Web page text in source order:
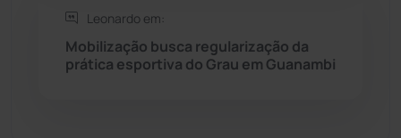
Tecnologia
Leonardo em:
Mobilização busca regularização da
prática esportiva do Grau em Guanambi